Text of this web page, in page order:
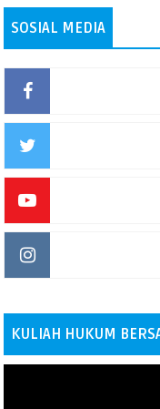
SOSIAL MEDIA
KULIAH HUKUM